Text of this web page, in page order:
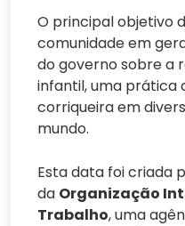
O principal objetivo
comunidade em
do governo sobre a
infantil, uma prática
corriqueira em
mundo.
Esta data foi criada
da Organização
Trabalho, uma